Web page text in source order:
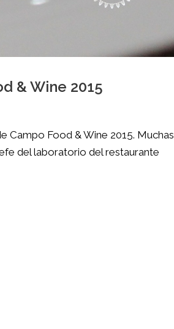
& Wine 2015
Campo Food & Wine 2015. Muchas
del laboratorio del restaurante